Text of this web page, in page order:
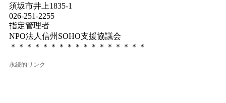
須坂市井上1835-1
026-251-2255
指定管理者
NPO法人信州SOHO支援協議会
＊＊＊＊＊＊＊＊＊＊＊＊＊＊＊＊＊
永続的リンク